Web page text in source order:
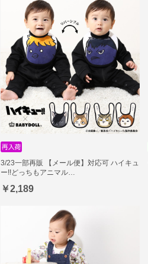
3/23一部再販 【メール便】対応可 ハイキュ
ー!!どっちもアニマル…
￥2,189